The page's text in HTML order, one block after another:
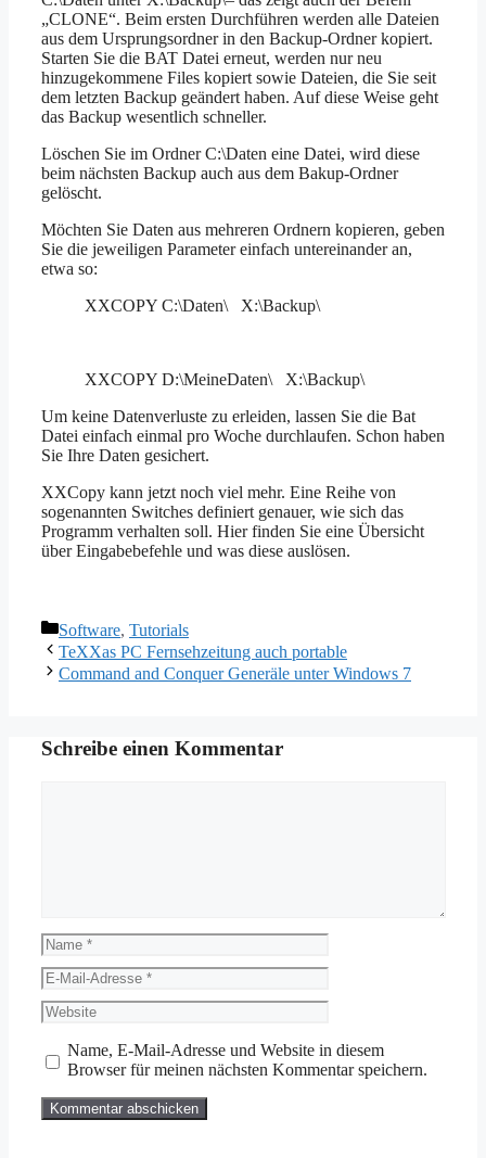
„CLONE“. Beim ersten Durchführen werden alle Dateien
aus dem Ursprungsordner in den Backup-Ordner kopiert.
Starten Sie die BAT Datei erneut, werden nur neu
hinzugekommene Files kopiert sowie Dateien, die Sie seit
dem letzten Backup geändert haben. Auf diese Weise geht
das Backup wesentlich schneller.
Löschen Sie im Ordner C:\Daten eine Datei, wird diese
beim nächsten Backup auch aus dem Bakup-Ordner
gelöscht.
Möchten Sie Daten aus mehreren Ordnern kopieren, geben
Sie die jeweiligen Parameter einfach untereinander an,
etwa so:
XXCOPY C:\Daten\ X:\Backup\
XXCOPY D:\MeineDaten\ X:\Backup\
Um keine Datenverluste zu erleiden, lassen Sie die Bat
Datei einfach einmal pro Woche durchlaufen. Schon haben
Sie Ihre Daten gesichert.
XXCopy kann jetzt noch viel mehr. Eine Reihe von
sogenannten Switches definiert genauer, wie sich das
Programm verhalten soll. Hier finden Sie eine Übersicht
über Eingabebefehle und was diese auslösen.
Kategorien
Software, Tutorials
TeXXas PC Fernsehzeitung auch portable
Command and Conquer Generäle unter Windows 7
Schreibe einen Kommentar
Name
E-
Mail-
Adresse
Website
Name, E-Mail-Adresse und Website in diesem
Browser für meinen nächsten Kommentar speichern.